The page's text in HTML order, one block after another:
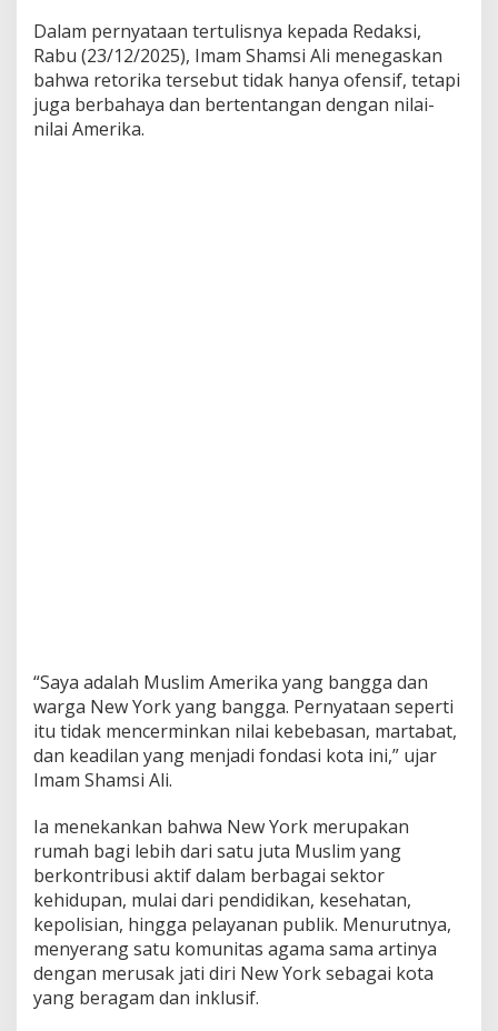
Dalam pernyataan tertulisnya kepada Redaksi,
Rabu (23/12/2025), Imam Shamsi Ali menegaskan
bahwa retorika tersebut tidak hanya ofensif, tetapi
juga berbahaya dan bertentangan dengan nilai-
nilai Amerika.
“Saya adalah Muslim Amerika yang bangga dan
warga New York yang bangga. Pernyataan seperti
itu tidak mencerminkan nilai kebebasan, martabat,
dan keadilan yang menjadi fondasi kota ini,” ujar
Imam Shamsi Ali.
Ia menekankan bahwa New York merupakan
rumah bagi lebih dari satu juta Muslim yang
berkontribusi aktif dalam berbagai sektor
kehidupan, mulai dari pendidikan, kesehatan,
kepolisian, hingga pelayanan publik. Menurutnya,
menyerang satu komunitas agama sama artinya
dengan merusak jati diri New York sebagai kota
yang beragam dan inklusif.